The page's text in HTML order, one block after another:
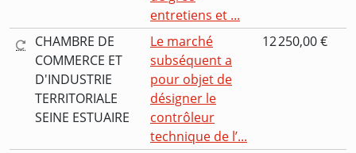
entretiens et ...
CHAMBRE DE
COMMERCE ET
D'INDUSTRIE
TERRITORIALE
SEINE ESTUAIRE
Le marché
subséquent a
pour objet de
désigner le
contrôleur
technique de l’...
12 250,00 €